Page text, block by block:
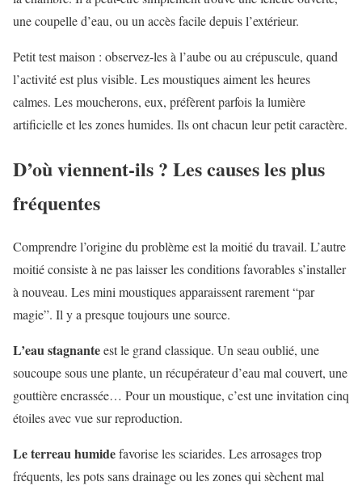
une coupelle d’eau, ou un accès facile depuis l’extérieur.
Petit test maison : observez-les à l’aube ou au crépuscule, quand
l’activité est plus visible. Les moustiques aiment les heures
calmes. Les moucherons, eux, préfèrent parfois la lumière
artificielle et les zones humides. Ils ont chacun leur petit caractère.
D’où viennent-ils ? Les causes les plus
fréquentes
Comprendre l’origine du problème est la moitié du travail. L’autre
moitié consiste à ne pas laisser les conditions favorables s’installer
à nouveau. Les mini moustiques apparaissent rarement “par
magie”. Il y a presque toujours une source.
L’eau stagnanteest le grand classique. Un seau oublié, une
soucoupe sous une plante, un récupérateur d’eau mal couvert, une
gouttière encrassée… Pour un moustique, c’est une invitation cinq
étoiles avec vue sur reproduction.
Le terreau humidefavorise les sciarides. Les arrosages trop
fréquents, les pots sans drainage ou les zones qui sèchent mal